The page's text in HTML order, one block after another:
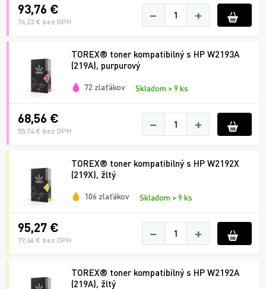
93,76 €
76,23 € bez DPH − +
TOREX® toner kompatibilný s HP W2193A
(219A), purpurový
72 zlaťákov Skladom > 9 ks
68,56 €
55,74 € bez DPH − +
TOREX® toner kompatibilný s HP W2192X
(219X), žltý
106 zlaťákov Skladom > 9 ks
95,27 €
77,46 € bez DPH − +
TOREX® toner kompatibilný s HP W2192A
(219A), žltý